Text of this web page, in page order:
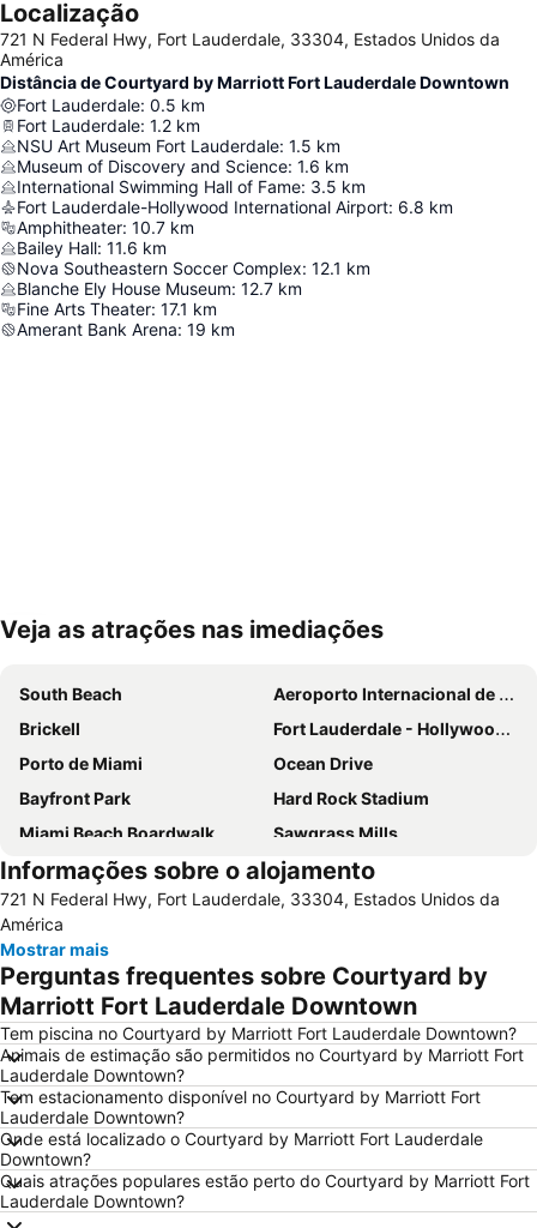
Localização
721 N Federal Hwy, Fort Lauderdale, 33304, Estados Unidos da
América
Distância de Courtyard by Marriott Fort Lauderdale Downtown
Fort Lauderdale: 0.5 km
Fort Lauderdale: 1.2 km
NSU Art Museum Fort Lauderdale: 1.5 km
Museum of Discovery and Science: 1.6 km
International Swimming Hall of Fame: 3.5 km
Fort Lauderdale-Hollywood International Airport: 6.8 km
Amphitheater: 10.7 km
Bailey Hall: 11.6 km
Nova Southeastern Soccer Complex: 12.1 km
Blanche Ely House Museum: 12.7 km
Fine Arts Theater: 17.1 km
Amerant Bank Arena: 19 km
Ampliar mapa
Veja as atrações nas imediações
South Beach
Aeroporto Internacional de Miami
Brickell
Fort Lauderdale - Hollywood International Airport
Porto de Miami
Ocean Drive
Bayfront Park
Hard Rock Stadium
Miami Beach Boardwalk
Sawgrass Mills
Lincoln Road
Dolphin Mall
Miami Beach Marina
Bayside Marketplace
Centro de Miami
Coconut Grove
Aventura Mall
Brickell Avenue
Las Olas Boulevard
Port Everglades
Design District
Collins Avenue
Miami Beach Visitor Center
Bal Harbour Shops
Miami Beach Convention Center
Miami Beach Gay Pride
FORT LAUDERDALE INTERNATIONAL BOAT SHOW
Conservatorio musicale Lynn University
Bairro Art Deco
Hard Rock Cafe Miami
Informações sobre o alojamento
721 N Federal Hwy, Fort Lauderdale, 33304, Estados Unidos da
América
Mostrar mais
Perguntas frequentes sobre Courtyard by
Marriott Fort Lauderdale Downtown
Tem piscina no Courtyard by Marriott Fort Lauderdale Downtown?
Animais de estimação são permitidos no Courtyard by Marriott Fort
Lauderdale Downtown?
Tem estacionamento disponível no Courtyard by Marriott Fort
Lauderdale Downtown?
Onde está localizado o Courtyard by Marriott Fort Lauderdale
Downtown?
Quais atrações populares estão perto do Courtyard by Marriott Fort
Lauderdale Downtown?